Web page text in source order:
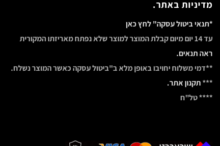
מדיניות באתר.
*תנאי ביטול עסקה" לחץ כאן
עד 14 יום מיום קבלת המוצר למוצר שלא נפתח מאריזתו המקורית
ראה תנאים.
**דמי משלוח יחויבו באופן מלא ב"ביטול עסקה כאשר המוצר נשלח.
***תקנון אתר.
**** טל"ח